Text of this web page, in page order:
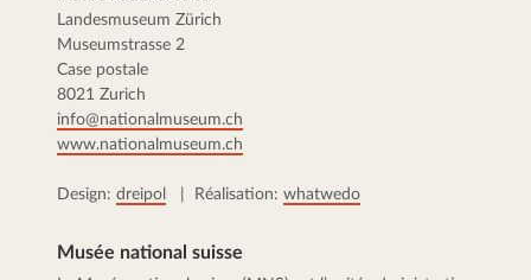
Landesmuseum Zürich
Museumstrasse 2
Case postale
8021 Zurich
info@nationalmuseum.ch
www.nationalmuseum.ch
Design: dreipol | Réalisation: whatwedo
Musée national suisse